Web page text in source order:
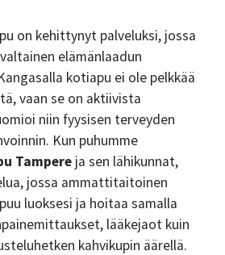
on kehittynyt palveluksi, jossa
elämänlaadun
kotiapu ei ole pelkkää
vaan se on aktiivista
niin fyysisen terveyden
Kun puhumme
Tampere ja sen lähikunnat,
jossa ammattitaitoinen
luoksesi ja hoitaa samalla
lääkejaot kuin
kahvikupin äärellä.